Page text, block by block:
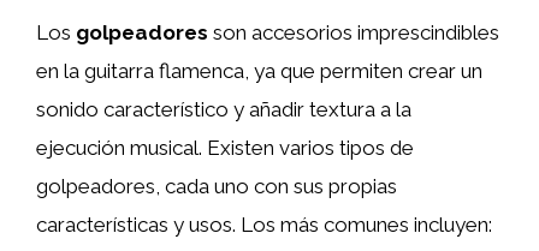
Los golpeadores son accesorios imprescindibles
en la guitarra flamenca, ya que permiten crear un
sonido característico y añadir textura a la
ejecución musical. Existen varios tipos de
golpeadores, cada uno con sus propias
características y usos. Los más comunes incluyen: